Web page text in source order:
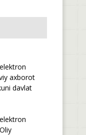
axborot
davlat